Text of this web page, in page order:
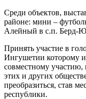
Среди объектов,
районе: мини –
Алейный в с.п. Берд-
Принять участие в
Ингушетии которому
совместному
этих и других
преобразиться, став
республики.